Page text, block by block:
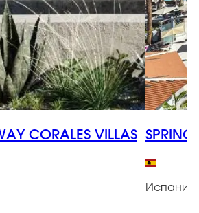
CORALES VILLAS
Испания